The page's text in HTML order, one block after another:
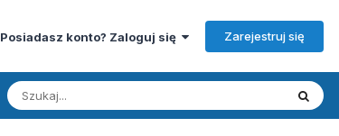
Posiadasz konto? Zaloguj się Zarejestruj się